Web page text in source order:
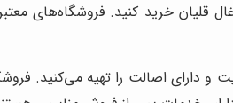
قلیان خرید کنید. فروشگاه‌های
و دارای اصالت را تهیه می‌کنید.